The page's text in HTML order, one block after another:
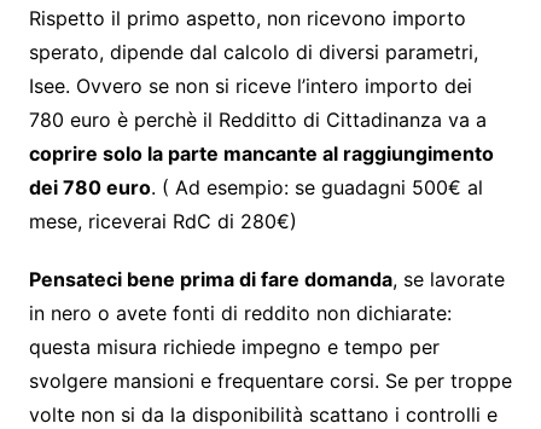
Rispetto il primo aspetto, non ricevono importo
sperato, dipende dal calcolo di diversi parametri,
Isee. Ovvero se non si riceve l’intero importo dei
780 euro è perchè il Redditto di Cittadinanza va a
coprire solo la parte mancante al raggiungimento
dei 780 euro. ( Ad esempio: se guadagni 500€ al
mese, riceverai RdC di 280€)
Pensateci bene prima di fare domanda, se lavorate
in nero o avete fonti di reddito non dichiarate:
questa misura richiede impegno e tempo per
svolgere mansioni e frequentare corsi. Se per troppe
volte non si da la disponibilità scattano i controlli e